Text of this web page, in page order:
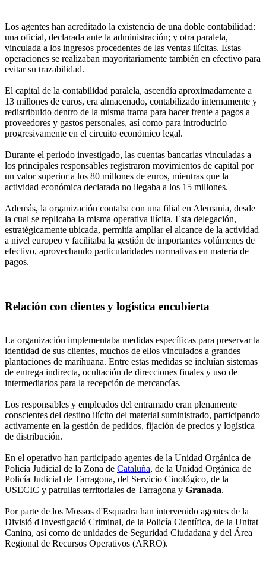
Los agentes han acreditado la existencia de una doble contabilidad:
una oficial, declarada ante la administración; y otra paralela,
vinculada a los ingresos procedentes de las ventas ilícitas. Estas
operaciones se realizaban mayoritariamente también en efectivo para
evitar su trazabilidad.
El capital de la contabilidad paralela, ascendía aproximadamente a
13 millones de euros, era almacenado, contabilizado internamente y
redistribuido dentro de la misma trama para hacer frente a pagos a
proveedores y gastos personales, así como para introducirlo
progresivamente en el circuito económico legal.
Durante el periodo investigado, las cuentas bancarias vinculadas a
los principales responsables registraron movimientos de capital por
un valor superior a los 80 millones de euros, mientras que la
actividad económica declarada no llegaba a los 15 millones.
Además, la organización contaba con una filial en Alemania, desde
la cual se replicaba la misma operativa ilícita. Esta delegación,
estratégicamente ubicada, permitía ampliar el alcance de la actividad
a nivel europeo y facilitaba la gestión de importantes volúmenes de
efectivo, aprovechando particularidades normativas en materia de
pagos.
Relación con clientes y logística encubierta
La organización implementaba medidas específicas para preservar la
identidad de sus clientes, muchos de ellos vinculados a grandes
plantaciones de marihuana. Entre estas medidas se incluían sistemas
de entrega indirecta, ocultación de direcciones finales y uso de
intermediarios para la recepción de mercancías.
Los responsables y empleados del entramado eran plenamente
conscientes del destino ilícito del material suministrado, participando
activamente en la gestión de pedidos, fijación de precios y logística
de distribución.
En el operativo han participado agentes de la Unidad Orgánica de
Policía Judicial de la Zona de Cataluña, de la Unidad Orgánica de
Policía Judicial de Tarragona, del Servicio Cinológico, de la
USECIC y patrullas territoriales de Tarragona y Granada.
Por parte de los Mossos d'Esquadra han intervenido agentes de la
Divisió d'Investigació Criminal, de la Policía Científica, de la Unitat
Canina, así como de unidades de Seguridad Ciudadana y del Área
Regional de Recursos Operativos (ARRO).